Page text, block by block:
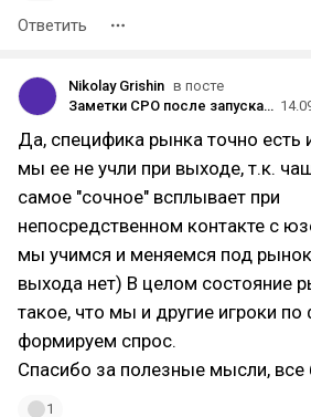
Ответить
Nikolay Grishin в посте
Заметки CPO после запуска SaaS-продукта в Бразилии: оплата наличкой, любовь к онбордингу и small talk’и
Да, специфика рынка точно есть
мы ее не учли при выходе, т.к.
самое "сочное" всплывает при
непосредственном контакте с
мы учимся и меняемся под
выхода нет) В целом состояние
такое, что мы и другие игроки по
формируем спрос.
Спасибо за полезные мысли,
1